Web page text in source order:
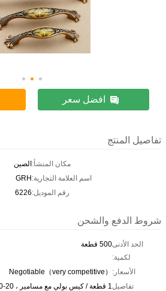
افضل سعر
تفاصيل المنتج
مكان المنشأ:الصين
اسم العلامة التجارية:GRH
رقم الموديل:6226
شروط الدفع والشحن
الحد الأدنى
لكمية:
500 قطعة
الأسعار: Negotiable（very competitive）
تفاصيل